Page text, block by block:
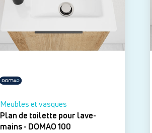
Meubles et vasques
Plan de toilette pour lave-
mains - DOMAO 100